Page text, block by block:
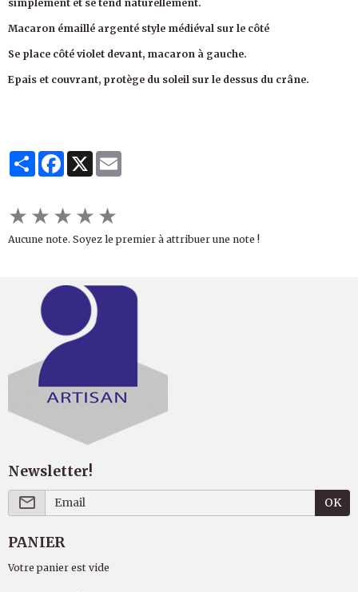
simplement et se tend naturellement.
Macaron émaillé argenté style médiéval sur le côté
Se place côté violet devant, macaron à gauche.
Epais et couvrant, protège du soleil sur le dessus du crâne.
PartagerFacebook
X
★★★★★
Aucune note. Soyez le premier à attribuer une note !
Newsletter!
OK
PANIER
Votre panier est vide